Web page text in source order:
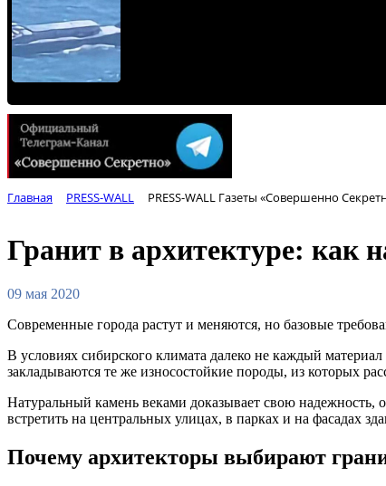
Главная PRESS-WALL PRESS-WALL Газеты «Совершенно
Гранит в архитектуре: как
09 мая 2020
Современные города растут и меняются, но базовые
В условиях сибирского климата далеко не каждый
закладываются те же износостойкие породы, из которых
Натуральный камень веками доказывает свою надежность,
встретить на центральных улицах, в парках и на фасадах
Почему архитекторы выбирают